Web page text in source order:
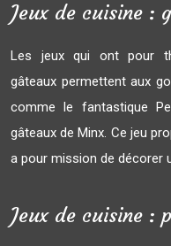
Jeux de cuisine :
Les jeux qui ont pour
gâteaux permettent aux
comme le fantastique
gâteaux de Minx. Ce jeu
a pour mission de décorer
Jeux de cuisine :